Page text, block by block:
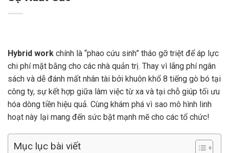
Hybrid work chính là “phao cứu sinh” tháo gỡ triệt để áp lực
chi phí mặt bằng cho các nhà quản trị. Thay vì lãng phí ngân
sách và dễ đánh mất nhân tài bởi khuôn khổ 8 tiếng gò bó tại
công ty, sự kết hợp giữa làm việc từ xa và tại chỗ giúp tối ưu
hóa dòng tiền hiệu quả. Cùng khám phá vì sao mô hình linh
hoạt này lại mang đến sức bật mạnh mẽ cho các tổ chức!
Mục lục bài viết